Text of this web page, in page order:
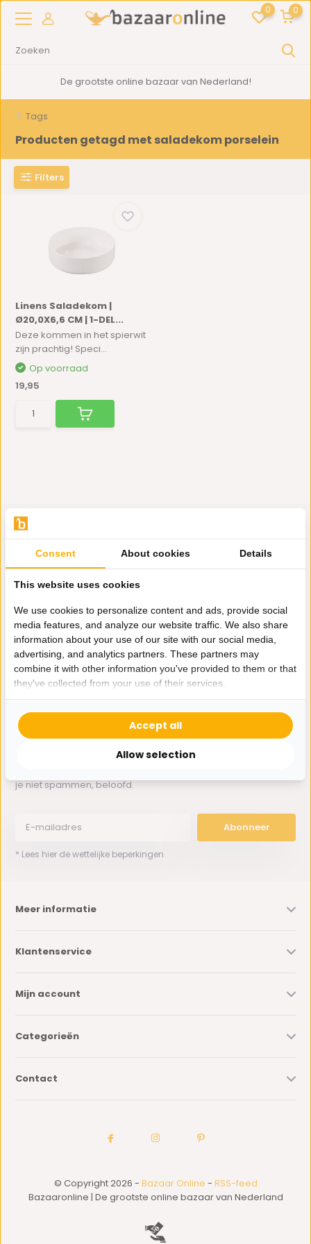
0 0
De grootste online bazaar van Nederland!
Tags
Producten getagd met saladekom porselein
Filters
Linens Saladekom |
Ø20,0X6,6 CM | 1-DEL...
Deze kommen in het spierwit
zijn prachtig! Speci...
Op voorraad
19,95
Hulp nodig?
Wij zitten voor je klaar.
Whatsapp ons
0162-231130
klantenservice@bazaaronline.nl
je niet spammen, beloofd.
Abonneer
* Lees hier de wettelijke beperkingen
Meer informatie
Klantenservice
Mijn account
Categorieën
Contact
© Copyright 2026 - Bazaar Online - RSS-feed
Bazaaronline | De grootste online bazaar van Nederland
Consent About cookies Details
This website uses cookies
We use cookies to personalize content and ads, provide social
media features, and analyze our website traffic. We also share
information about your use of our site with our social media,
advertising, and analytics partners. These partners may
combine it with other information you've provided to them or that
they've collected from your use of their services.
Allow selection
Accept all